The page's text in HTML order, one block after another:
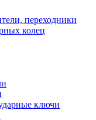
переходники
колец
ключи